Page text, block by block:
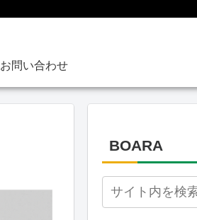
お問い合わせ
BOARA